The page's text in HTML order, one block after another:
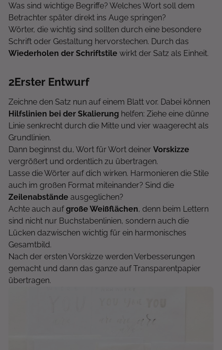
Was sind wichtige Begriffe? Welches Wort soll dem
Betrachter später direkt ins Auge springen?
Wörter, die wichtig sind sollten durch eine besondere
Schrift oder Gestaltung hervorstechen. Durch das
Wiederholen der Schriftstile wirkt der Satz als Einheit.
2Erster Entwurf
Zeichne den Satz nun auf einem Blatt vor. Dabei können
Hilfslinien bei der Skalierung helfen: Ziehe eine dünne
Linie senkrecht durch die Mitte und vier waagerecht als
Grundlinien.
Dann beginnst du, Wort für Wort deiner Vorskizze
vergrößert und ordentlich zu übertragen.
Lasse die Wörter auf dich wirken. Harmonieren die Stile
auch im großen Format miteinander? Sind die
Zeilenabstände ausgeglichen?
Achte auch aufgroße Weißflächen, denn beim Lettern
sind nicht nur Buchstabenlinien, sondern auch die
Lücken dazwischen wichtig für ein harmonisches
Gesamtbild.
Nach der ersten Vorskizze werden Verbesserungen
gemacht und dann das ganze auf Transparentpapier
übertragen.